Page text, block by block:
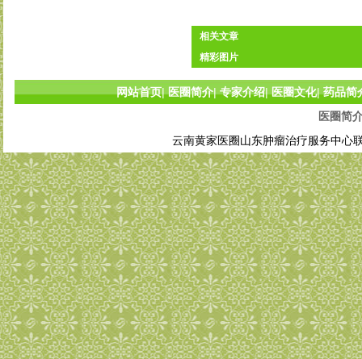
相关文章
精彩图片
网站首页|医圈简介|专家介绍|医圈文化|药品简
医圈简
云南黄家医圈山东肿瘤治疗服务中心